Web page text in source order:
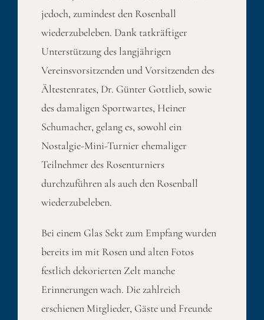
jedoch, zumindest den Rosenball
wiederzubeleben. Dank tatkräftiger
Unterstützung des langjährigen
Vereinsvorsitzenden und Vorsitzenden des
Ältestenrates, Dr. Günter Gottlieb, sowie
des damaligen Sportwartes, Heiner
Schumacher, gelang es, sowohl ein
Nostalgie-Mini-Turnier ehemaliger
Teilnehmer des Rosenturniers
durchzuführen als auch den Rosenball
wiederzubeleben.
Bei einem Glas Sekt zum Empfang wurden
bereits im mit Rosen und alten Fotos
festlich dekorierten Zelt manche
Erinnerungen wach. Die zahlreich
erschienen Mitglieder, Gäste und Freunde